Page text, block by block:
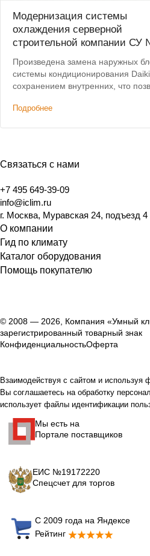
Модернизация системы
охлаждения серверной
строительной компании СУ
Произведена замена наружных
системы кондиционирования
сохранением внутренних, что
дополнительная скидка на
Подробнее
Связаться с нами
+7 495 649-39-09
info@iclim.ru
г. Москва, Муравская 24, подъезд 4
О компании
Гид по климату
Каталог оборудования
Помощь покупателю
© 2008 — 2026, Компания «Умный
зарегистрированный товарный знак
КонфиденциальностьОферта
Взаимодействуя с сайтом и используя
Вы соглашаетесь на обработку
использует файлы идентификации
Мы есть на
Портале поставщиков
ЕИС №19172220
Спецсчет для торгов
С 2009 года на Яндексе
Рейтинг